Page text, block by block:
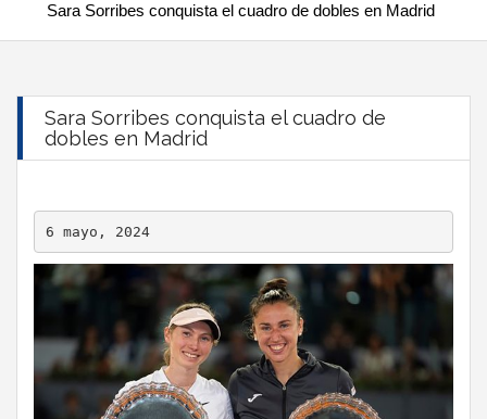
Sara Sorribes conquista el cuadro de dobles en Madrid
Sara Sorribes conquista el cuadro de
dobles en Madrid
6 mayo, 2024